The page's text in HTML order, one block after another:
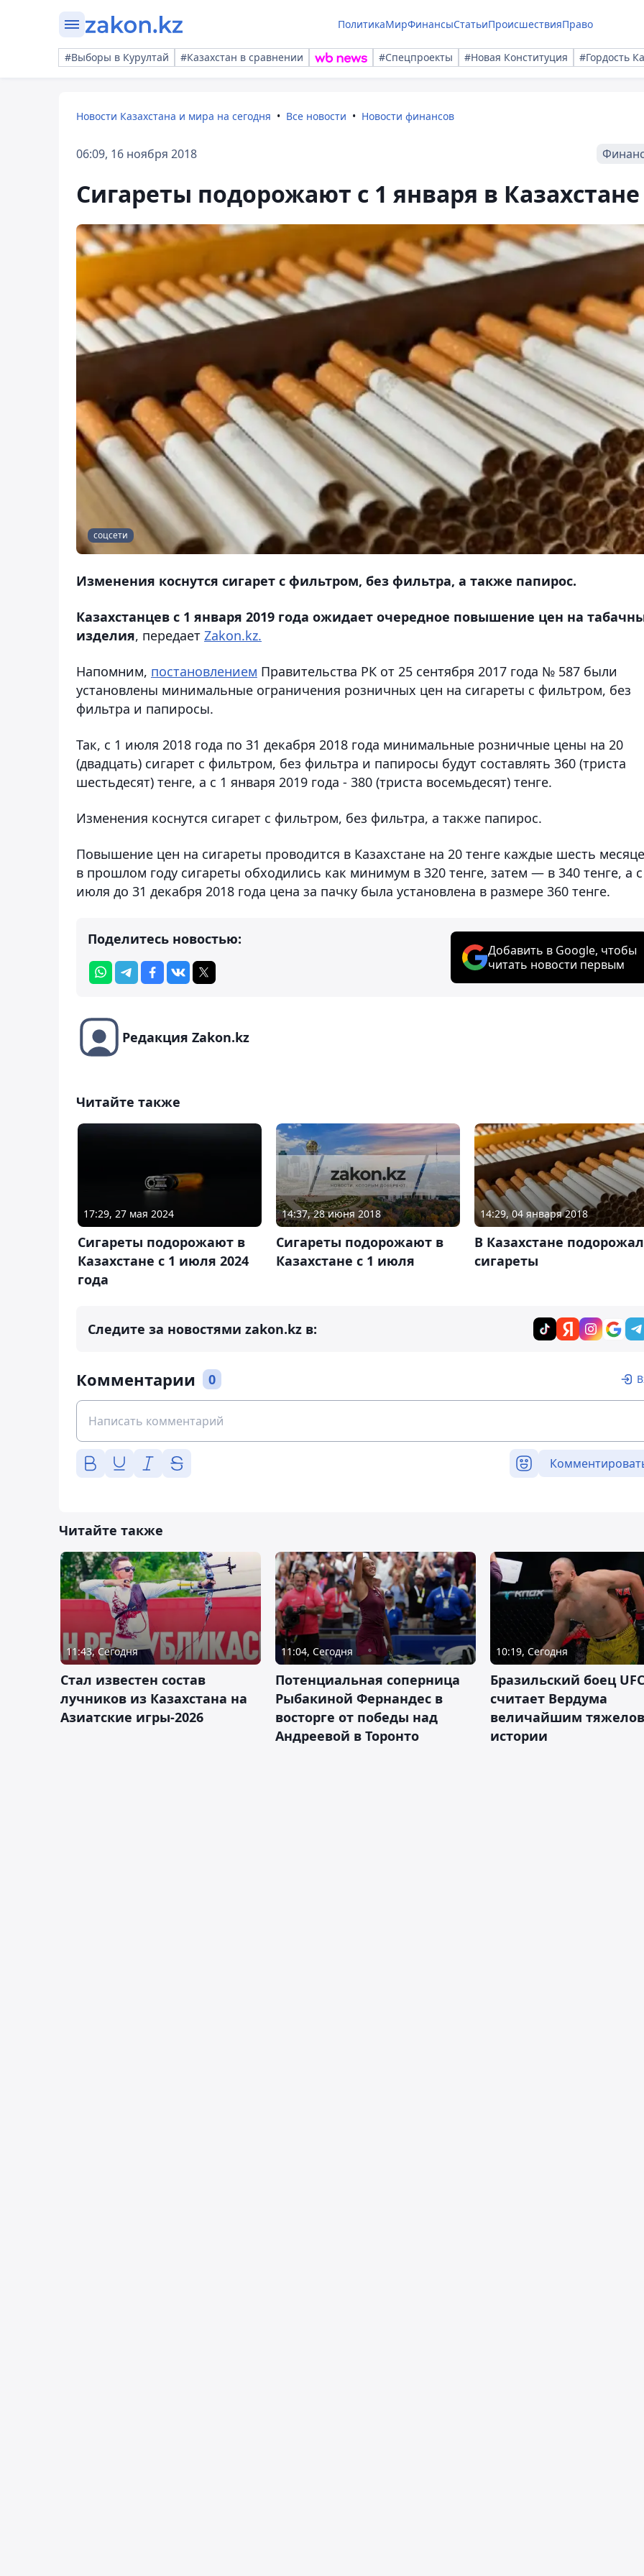
ПолитикаМирФинансыСтатьиПроисшествияПраво
#Выборы в Курултай #Казахстан в сравнении #Спецпроекты #Новая Конституция #Гордость
Новости Казахстана и мира на сегодня Все новости Новости финансов
06:09, 16 ноября 2018
Сигареты подорожают с 1 января в Казахстане
соцсети
Изменения коснутся сигарет с фильтром, без фильтра, а также папирос.
Казахстанцев с 1 января 2019 года ожидает очередное повышение цен на
изделия, передает Zakon.kz.
Напомним, постановлением Правительства РК от 25 сентября 2017 года № 587 были
установлены минимальные ограничения розничных цен на сигареты с фильтром, без
фильтра и папиросы.
Так, с 1 июля 2018 года по 31 декабря 2018 года минимальные розничные цены на 20
(двадцать) сигарет с фильтром, без фильтра и папиросы будут составлять 360 (триста
шестьдесят) тенге, а с 1 января 2019 года - 380 (триста восемьдесят) тенге.
Изменения коснутся сигарет с фильтром, без фильтра, а также папирос.
Повышение цен на сигареты проводится в Казахстане на 20 тенге каждые шесть
в прошлом году сигареты обходились как минимум в 320 тенге, затем — в 340 тенге, а
июля до 31 декабря 2018 года цена за пачку была установлена в размере 360 тенге.
Поделитесь новостью:
Добавить в Google, чтобы
читать новости первым
Редакция Zakon.kz
Читайте также
17:29, 27 мая 2024
Сигареты подорожают в
Казахстане с 1 июля 2024
года
14:37, 28 июня 2018
Сигареты подорожают в
Казахстане с 1 июля
14:29, 04 января 2018
В Казахстане
сигареты
Следите за новостями zakon.kz в:
Комментарии 0
Читайте также
11:43, Сегодня
Стал известен состав
лучников из Казахстана на
Азиатские игры-2026
11:04, Сегодня
Потенциальная соперница
Рыбакиной Фернандес в
восторге от победы над
Андреевой в Торонто
10:19, Сегодня
Бразильский боец
считает Вердума
величайшим
истории